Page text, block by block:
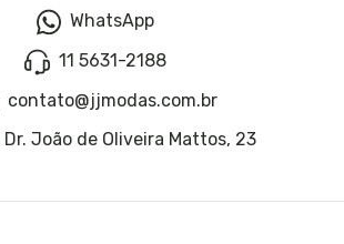
WhatsApp
11 5631-2188
contato@jjmodas.com.br
Dr. João de Oliveira Mattos, 23